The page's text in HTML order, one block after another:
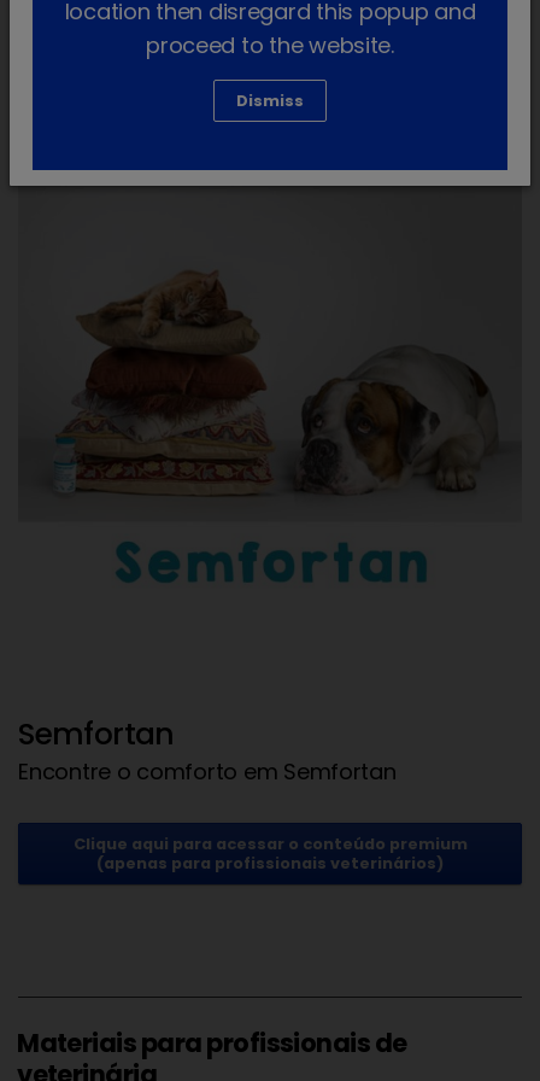
Pedir mais informação
Semfortan
Encontre o comforto em Semfortan
Clique aqui para acessar o conteúdo premium
(apenas para profissionais veterinários)
Materiais para profissionais de
location then disregard this popup and
proceed to the website.
Dismiss